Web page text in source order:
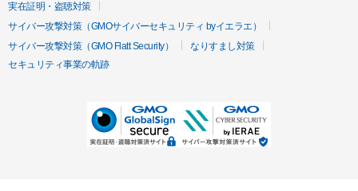
実在証明・盗聴対策
サイバー攻撃対策（GMOサイバーセキュリティ byイエラエ）
サイバー攻撃対策（GMO Flatt Security）
なりすまし対策
セキュリティ事業の軌跡